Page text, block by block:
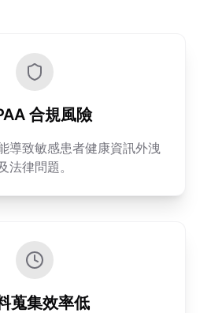
合規風險
導致敏感患者健康資訊外洩
法律問題。
蒐集效率低